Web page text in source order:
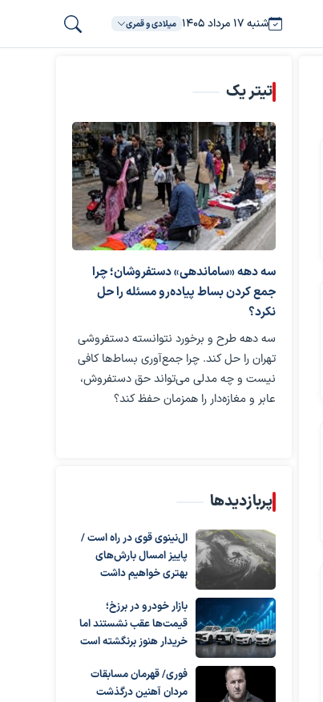
شنبه ۱۷ مرداد ۱۴۰۵ میلادی و قمری
تیتر یک
سه دهه «ساماندهی» دستفروشان؛ چرا
جمع کردن بساط پیاده‌رو مسئله را حل
نکرد؟
سه دهه طرح و برخورد نتوانسته دستفروشی
تهران را حل کند. چرا جمع‌آوری بساط‌ها کافی
نیست و چه مدلی می‌تواند حق دستفروش،
عابر و مغازه‌دار را همزمان حفظ کند؟
پربازدیدها
ال‌نینوی قوی در راه است /
پاییز امسال بارش‌های
بهتری خواهیم داشت
بازار خودرو در برزخ؛
قیمت‌ها عقب نشستند اما
خریدار هنوز برنگشته است
فوری/ قهرمان مسابقات
مردان آهنین درگذشت